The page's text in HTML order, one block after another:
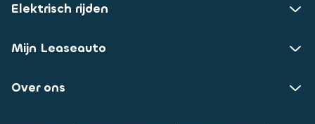
Elektrisch rijden
Mijn Leaseauto
Over ons